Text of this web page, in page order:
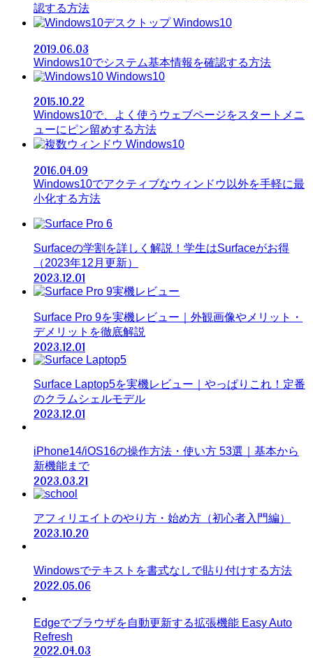
認する方法
Windows10
2019.06.03
Windows10でシステム基本情報を確認する方法
Windows10
2015.10.22
Windows10で、よく使うウェブページをスタートメニ
ューにピン留めする方法
Windows10
2016.04.09
Windows10でアクティブなウィンドウ以外を手軽に最
小化する方法
Surfaceの学割を詳しく解説！学生はSurfaceがお得
（2023年12月更新）
2023.12.01
Surface Pro 9を実機レビュー｜外観画像やメリット・
デメリットを徹底解説
2023.12.01
Surface Laptop5を実機レビュー｜やっぱりこれ！定番
のクラムシェルモデル
2023.12.01
iPhone14/iOS16の操作方法・使い方 53選｜基本から
新機能まで
2023.03.21
アフィリエイトのやり方・始め方（初心者入門編）
2023.10.20
Windowsでテキストを書式なしで貼り付けする方法
2022.05.06
Edgeでブラウザを自動更新する拡張機能 Easy Auto
Refresh
2022.04.03